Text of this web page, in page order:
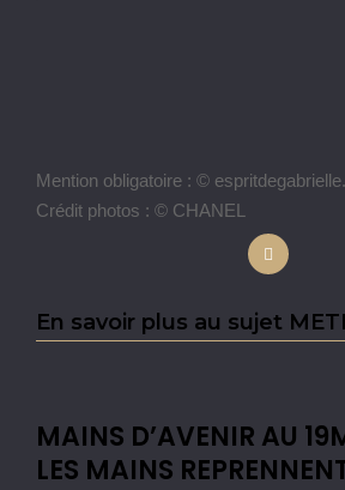
Mention obligatoire : ©
Crédit photos : © CHANEL
En savoir plus au sujet
MAINS D’AVENIR AU
LES MAINS